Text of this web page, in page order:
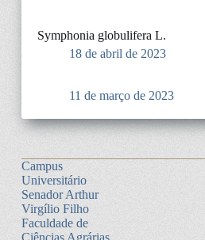
Symphonia globulifera L.
18 de abril de 2023
11 de março de 2023
Campus
Universitário
Senador Arthur
Virgílio Filho
Faculdade de
Ciências Agrárias